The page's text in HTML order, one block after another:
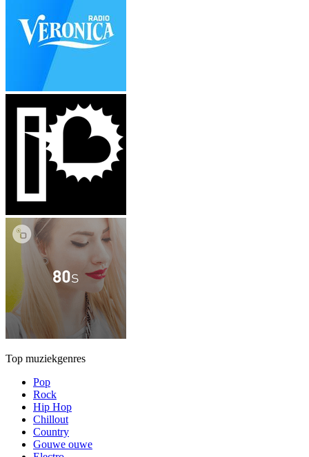
Top muziekgenres
Pop
Rock
Hip Hop
Chillout
Country
Gouwe ouwe